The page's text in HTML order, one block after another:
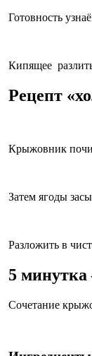
Готовность
Кипящее
Рецепт
Крыжовник
Затем ягоды
Разложить в
5
Сочетание